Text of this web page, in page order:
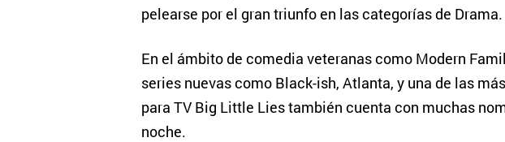
pelearse por el gran triunfo en las categorías de Drama.
En el ámbito de comedia veteranas como Modern
series nuevas como Black-ish, Atlanta, y una de las
para TV Big Little Lies también cuenta con muchas
noche.